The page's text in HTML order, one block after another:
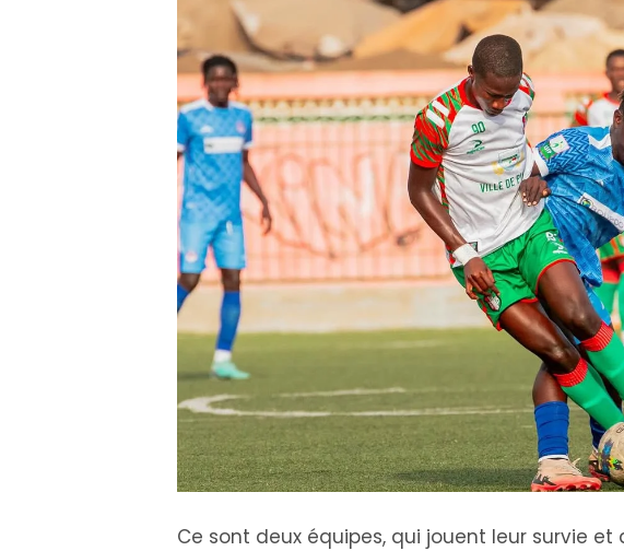
Ce sont deux équipes, qui jouent leur survie